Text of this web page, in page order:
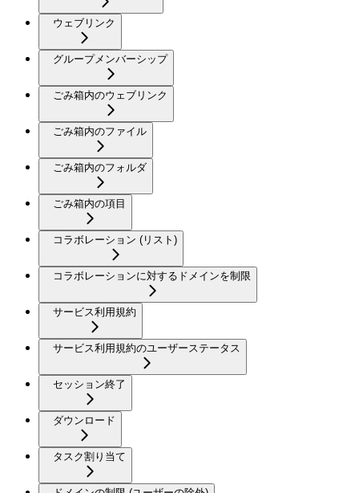
ウェブリンク
グループメンバーシップ
ごみ箱内のウェブリンク
ごみ箱内のファイル
ごみ箱内のフォルダ
ごみ箱内の項目
コラボレーション (リスト)
コラボレーションに対するドメインを制限
サービス利用規約
サービス利用規約のユーザーステータス
セッション終了
ダウンロード
タスク割り当て